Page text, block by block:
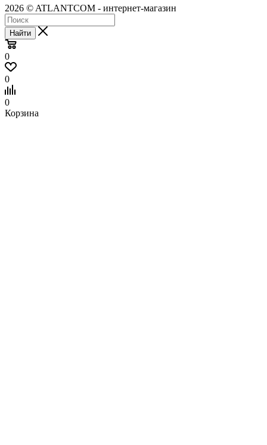
2026 © ATLANTCOM - интернет-магазин
Найти
0
0
0
Корзина